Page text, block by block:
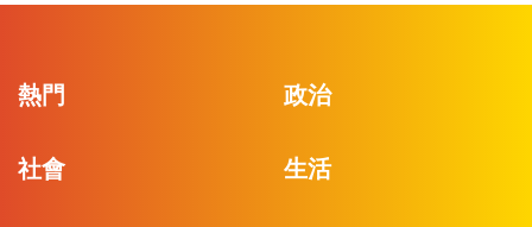
熱門 政治
社會 生活